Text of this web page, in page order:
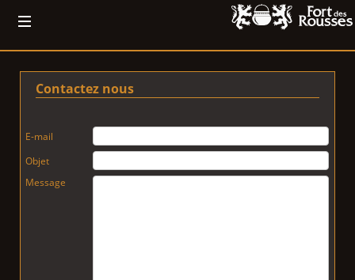
Contactez nous
E-mail
Objet
Message